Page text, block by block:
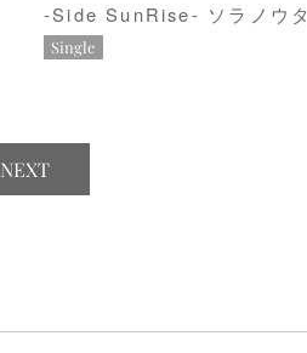
-Side SunRise- ソラノウタ
Single
NEXT